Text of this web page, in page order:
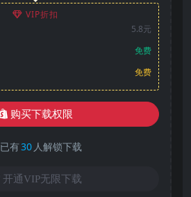
VIP折扣
5.8元
免费
免费
购买下载权限
已有30 人解锁下载
开通VIP无限下载